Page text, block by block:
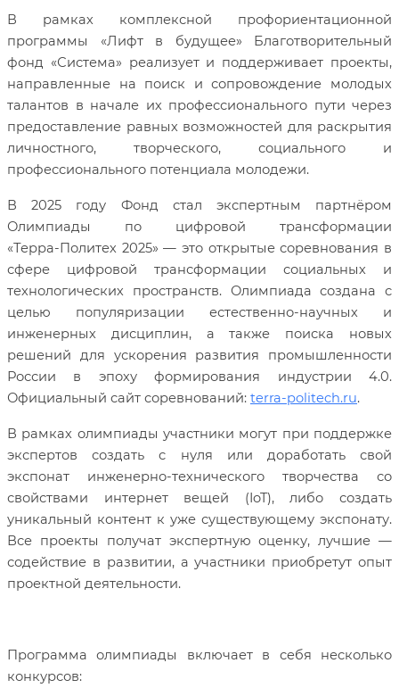
В рамках комплексной профориентационной
программы «Лифт в будущее» Благотворительный
фонд «Система» реализует и поддерживает проекты,
направленные на поиск и сопровождение молодых
талантов в начале их профессионального пути через
предоставление равных возможностей для раскрытия
личностного, творческого, социального и
профессионального потенциала молодежи.
В 2025 году Фонд стал экспертным партнёром
Олимпиады по цифровой трансформации
«Терра‑Политех 2025» — это открытые соревнования в
сфере цифровой трансформации социальных и
технологических пространств. Олимпиада создана с
целью популяризации естественно-научных и
инженерных дисциплин, а также поиска новых
решений для ускорения развития промышленности
России в эпоху формирования индустрии 4.0.
Официальный сайт соревнований: terra-politech.ru.
В рамках олимпиады участники могут при поддержке
экспертов создать с нуля или доработать свой
экспонат инженерно-технического творчества со
свойствами интернет вещей (IoT), либо создать
уникальный контент к уже существующему экспонату.
Все проекты получат экспертную оценку, лучшие —
содействие в развитии, а участники приобретут опыт
проектной деятельности.
Программа олимпиады включает в себя несколько
конкурсов: